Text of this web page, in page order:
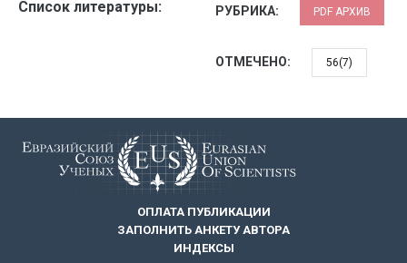
Список литературы: РУБРИКА: PDF АРХИВ
ОТМЕЧЕНО: 56(7)
ОПЛАТА ПУБЛИКАЦИИ
ЗАПОЛНИТЬ АНКЕТУ АВТОРА
ИНДЕКСЫ